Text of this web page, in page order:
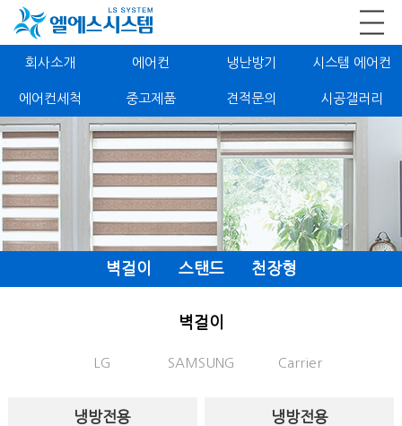
회사소개 에어컨 냉난방기 시스템 에어컨
에어컨세척 중고제품 견적문의 시공갤러리
벽걸이 스탠드 천장형
벽걸이
LG SAMSUNG Carrier
냉방전용 냉방전용